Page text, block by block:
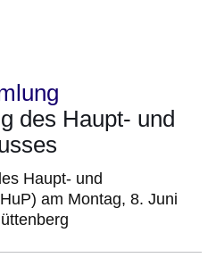
des Haupt- und
Haupt- und
am Montag, 8. Juni